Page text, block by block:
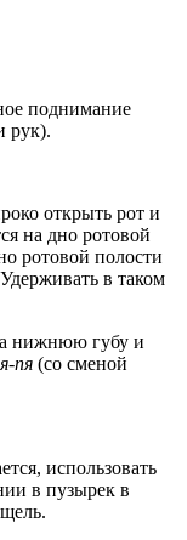
поднимание
рук).
открыть рот и
на дно ротовой
ротовой полости
в таком
нижнюю губу и
пя (со сменой
использовать
в пузырек в